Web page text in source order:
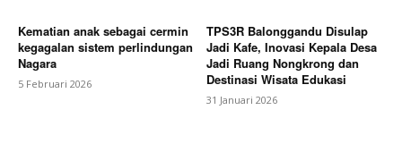
Kematian anak sebagai cermin
kegagalan sistem perlindungan
Nagara
5 Februari 2026
TPS3R Balonggandu Disulap
Jadi Kafe, Inovasi Kepala Desa
Jadi Ruang Nongkrong dan
Destinasi Wisata Edukasi
31 Januari 2026